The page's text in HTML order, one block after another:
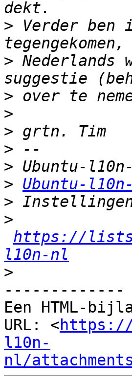
> Verder ben
> Nederlands
>
>
>
>
>
> Ubuntu-
>
>
https://
l10n-nl
>
-------------
Een HTML-
URL: <https://
l10n-
nl/